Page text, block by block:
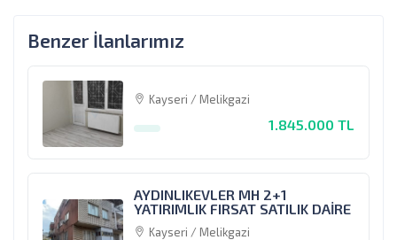
Benzer İlanlarımız
Kayseri / Melikgazi
1.845.000 TL
AYDINLIKEVLER MH 2+1
YATIRIMLIK FIRSAT SATILIK DAİRE
Kayseri / Melikgazi